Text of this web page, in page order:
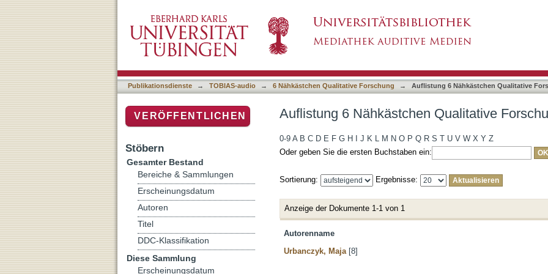
Publikationsdienste → TOBIAS-audio → 6 Nähkästchen Qualitative Forschung → Auflistung 6 Nähkästchen Qualitative
Auflistung 6 Nähkästchen Qualitative
0-9 A B C D E F G H J K L M N O P Q R S T U V W X Y Z
Oder geben Sie die ersten Buchstaben ein:
Sortierung: Ergebnisse:
Anzeige der Dokumente 1-1 von 1
Autorenname
Urbanczyk, Maja [8]
VERÖFFENTLICHEN
Stöbern
Gesamter Bestand
Bereiche & Sammlungen
Erscheinungsdatum
Autoren
Titel
DDC-Klassifikation
Diese Sammlung
Erscheinungsdatum